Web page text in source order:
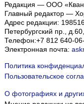
Редакция — ООО
Главный редактор —
Адрес редакции:
Петербургский пр.,
Телефон:+7 812 640-
Электронная почта:
Политика
Пользовательское
О фотографиях и